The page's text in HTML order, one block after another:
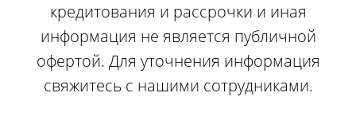
кредитования и рассрочки и иная
информация не является публичной
офертой. Для уточнения информация
свяжитесь с нашими сотрудниками.